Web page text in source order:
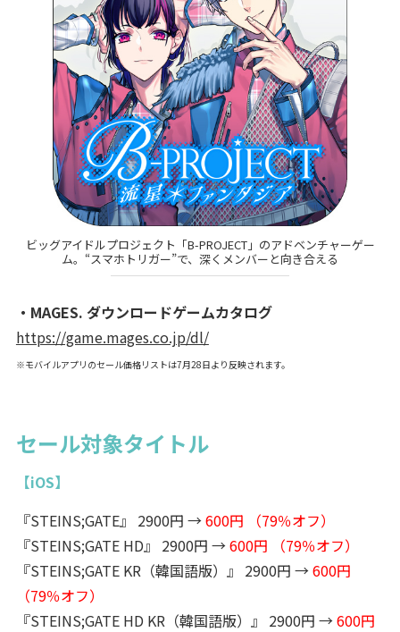
ビッグアイドルプロジェクト「B-PROJECT」のアドベンチャーゲー
ム。“スマホトリガー”で、深くメンバーと向き合える
・MAGES. ダウンロードゲームカタログ
https://game.mages.co.jp/dl/
※モバイルアプリのセール価格リストは7月28日より反映されます。
セール対象タイトル
【iOS】
『STEINS;GATE』 2900円 →600円 （79％オフ）
『STEINS;GATE HD』 2900円 →600円 （79％オフ）
『STEINS;GATE KR（韓国語版）』 2900円 →600円
（79％オフ）
『STEINS;GATE HD KR（韓国語版）』 2900円 →600円